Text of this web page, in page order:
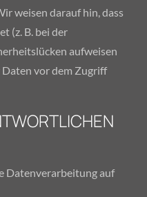
weisen darauf hin, dass
(z. B. bei der
aufweisen
Daten vor dem Zugriff
Datenverarbeitung auf